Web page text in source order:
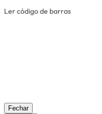
Ler código de barras
Fechar